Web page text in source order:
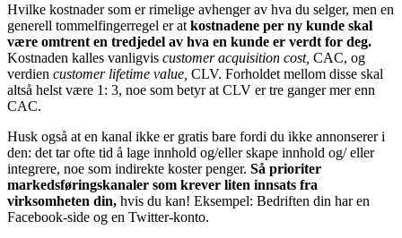
Hvilke kostnader som er rimelige avhenger av hva du selger, men en
generell tommelfingerregel er at kostnadene per ny kunde skal
være omtrent en tredjedel av hva en kunde er verdt for deg.
Kostnaden kalles vanligvis customer acquisition cost, CAC, og
verdien customer lifetime value, CLV. Forholdet mellom disse skal
altså helst være 1: 3, noe som betyr at CLV er tre ganger mer enn
CAC.
Husk også at en kanal ikke er gratis bare fordi du ikke annonserer i
den: det tar ofte tid å lage innhold og/eller skape innhold og/ eller
integrere, noe som indirekte koster penger. Så prioriter
markedsføringskanaler som krever liten innsats fra
virksomheten din, hvis du kan! Eksempel: Bedriften din har en
Facebook-side og en Twitter-konto.